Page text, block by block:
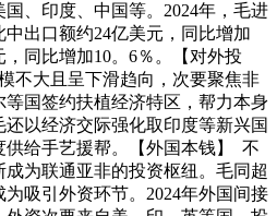
、印度、中国等。2024年，毛进
出口额约24亿美元，同比增加
同比增加10。6％。【对外投
不大且呈下滑趋向，次要聚焦非
国签约扶植经济特区，帮力本身
以经济交际强化取印度等新兴国
供给手艺援帮。【外国本钱】 不
为联通亚非的投资枢纽。毛同超
吸引外资环节。2024年外国间接